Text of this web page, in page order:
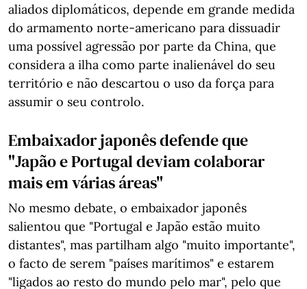
aliados diplomáticos, depende em grande medida
do armamento norte-americano para dissuadir
uma possível agressão por parte da China, que
considera a ilha como parte inalienável do seu
território e não descartou o uso da força para
assumir o seu controlo.
Embaixador japonês defende que
"Japão e Portugal deviam colaborar
mais em várias áreas"
No mesmo debate, o embaixador japonês
salientou que "Portugal e Japão estão muito
distantes", mas partilham algo "muito importante",
o facto de serem "países marítimos" e estarem
"ligados ao resto do mundo pelo mar", pelo que